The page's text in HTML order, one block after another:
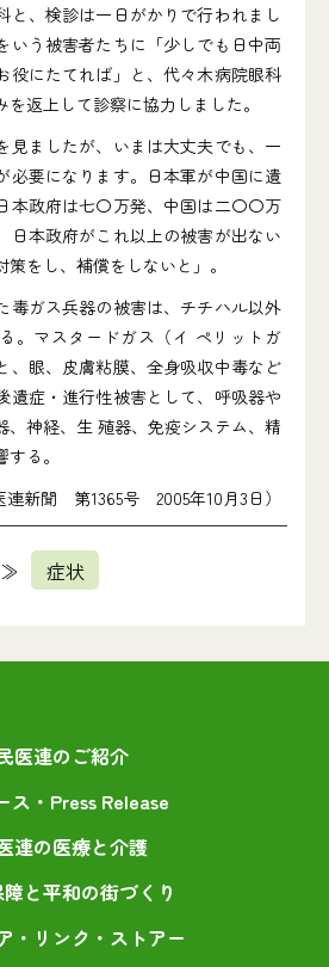
、検診は一日がかりで行われまし
いう被害者たちに「少しでも日中両
役にたてれば」と、代々木病院眼科
返上して診察に協力しました。
見ましたが、いまは大丈夫でも、一
必要になります。日本軍が中国に遺
本政府は七〇万発、中国は二〇〇万
日本政府がこれ以上の被害が出ない
をし、補償をしないと」。
毒ガス兵器の被害は、チチハル以外
。マスタードガス（イ ペリットガ
、眼、皮膚粘膜、全身吸収中毒など
遺症・進行性被害として、呼吸器や
、神経、生 殖器、免疫システム、精
る。
連新聞 第1365号 2005年10月3日）
症状
医連のご紹介
ス・Press Release
連の医療と介護
と平和の街づくり
・リンク・ストアー